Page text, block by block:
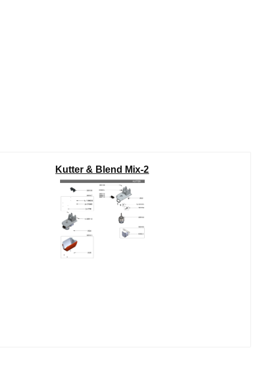
Kutter & Blend Mix-2